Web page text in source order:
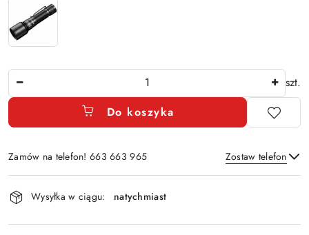
szt.
Do koszyka
Zamów na telefon! 663 663 965 Zostaw telefon
Dostępność
i
dostawa
Wysyłka w ciągu: natychmiast